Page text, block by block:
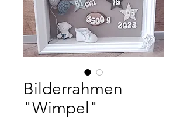
Bilderrahmen
"Wimpel"